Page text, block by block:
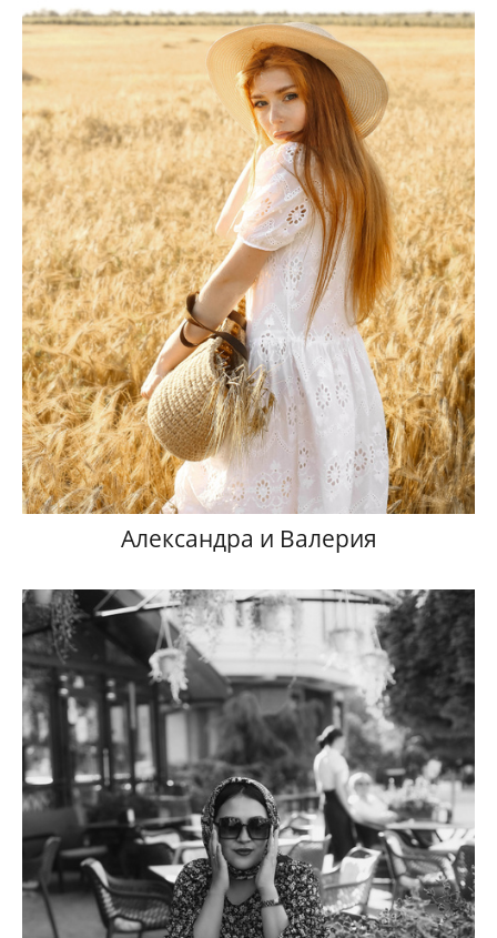
Александра и Валерия